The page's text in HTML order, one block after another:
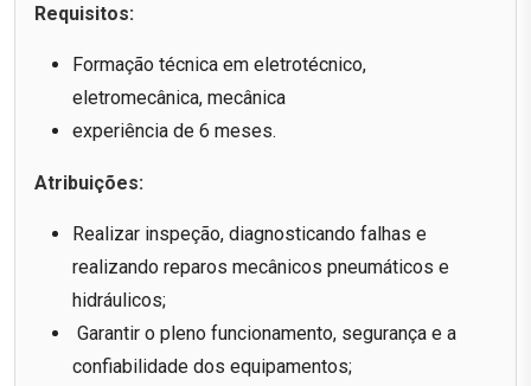
Requisitos:
Formação técnica em eletrotécnico,
eletromecânica, mecânica
experiência de 6 meses.
Atribuições:
Realizar inspeção, diagnosticando falhas e
realizando reparos mecânicos pneumáticos e
hidráulicos;
Garantir o pleno funcionamento, segurança e a
confiabilidade dos equipamentos;